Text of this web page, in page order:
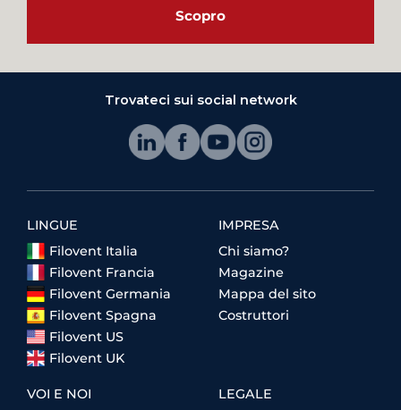
Scopro
Trovateci sui social network
LINGUE
Filovent Italia
Filovent Francia
Filovent Germania
Filovent Spagna
Filovent US
Filovent UK
IMPRESA
Chi siamo?
Magazine
Mappa del sito
Costruttori
VOI E NOI
LEGALE